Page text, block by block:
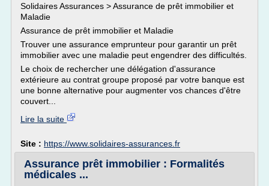
Solidaires Assurances > Assurance de prêt immobilier et
Maladie
Assurance de prêt immobilier et Maladie
Trouver une assurance emprunteur pour garantir un prêt
immobilier avec une maladie peut engendrer des difficultés.
Le choix de rechercher une délégation d'assurance
extérieure au contrat groupe proposé par votre banque est
une bonne alternative pour augmenter vos chances d'être
couvert...
Lire la suite
Site : https://www.solidaires-assurances.fr
Assurance prêt immobilier : Formalités
médicales ...